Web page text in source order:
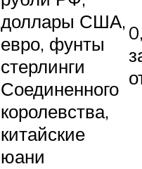
доллары США,
евро, фунты
стерлинги
Соединенного
королевства,
китайские
юани